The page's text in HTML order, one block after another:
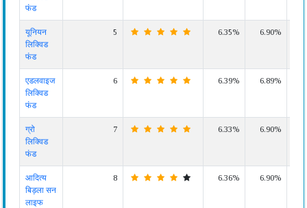
फंड
यूनियन
लिक्विड
फंड
5 6.35% 6.90%
एडलवाइज
लिक्विड
फंड
6 6.39% 6.89%
ग्रो
लिक्विड
फंड
7 6.33% 6.90%
आदित्य
बिड़ला सन
लाइफ
8 6.36% 6.90%